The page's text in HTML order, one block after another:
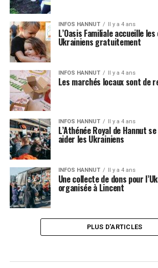
INFOS HANNUT Il y a 4 ans
L’Oasis Familiale accueille
Ukrainiens gratuitement
INFOS HANNUT Il y a 4 ans
Les marchés locaux sont de
INFOS HANNUT Il y a 4 ans
L’Athénée Royal de Hannut
aider les Ukrainiens
INFOS HANNUT Il y a 4 ans
Une collecte de dons pour
organisée à Lincent
PLUS D'ARTICLES